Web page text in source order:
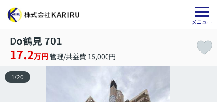
Do鶴見 701
17.2万円 管理/共益費 15,000円
1 /20